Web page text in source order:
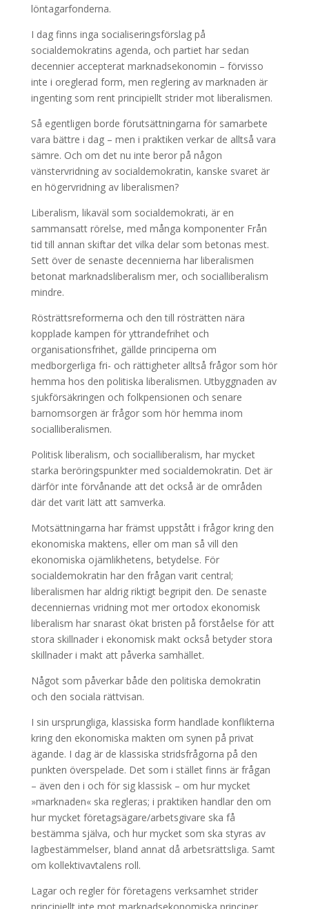
löntagarfonderna.
I dag finns inga socialiseringsförslag på
socialdemokratins agenda, och partiet har sedan
decennier accepterat marknadsekonomin – förvisso
inte i oreglerad form, men reglering av marknaden är
ingenting som rent principiellt strider mot liberalismen.
Så egentligen borde förutsättningarna för samarbete
vara bättre i dag – men i praktiken verkar de alltså vara
sämre. Och om det nu inte beror på någon
vänstervridning av socialdemokratin, kanske svaret är
en högervridning av liberalismen?
Liberalism, likaväl som socialdemokrati, är en
sammansatt rörelse, med många komponenter Från
tid till annan skiftar det vilka delar som betonas mest.
Sett över de senaste decennierna har liberalismen
betonat marknadsliberalism mer, och socialliberalism
mindre.
Rösträttsreformerna och den till rösträtten nära
kopplade kampen för yttrandefrihet och
organisationsfrihet, gällde principerna om
medborgerliga fri- och rättigheter alltså frågor som hör
hemma hos den politiska liberalismen. Utbyggnaden av
sjukförsäkringen och folkpensionen och senare
barnomsorgen är frågor som hör hemma inom
socialliberalismen.
Politisk liberalism, och socialliberalism, har mycket
starka beröringspunkter med socialdemokratin. Det är
därför inte förvånande att det också är de områden
där det varit lätt att samverka.
Motsättningarna har främst uppstått i frågor kring den
ekonomiska maktens, eller om man så vill den
ekonomiska ojämlikhetens, betydelse. För
socialdemokratin har den frågan varit central;
liberalismen har aldrig riktigt begripit den. De senaste
decenniernas vridning mot mer ortodox ekonomisk
liberalism har snarast ökat bristen på förståelse för att
stora skillnader i ekonomisk makt också betyder stora
skillnader i makt att påverka samhället.
Något som påverkar både den politiska demokratin
och den sociala rättvisan.
I sin ursprungliga, klassiska form handlade konflikterna
kring den ekonomiska makten om synen på privat
ägande. I dag är de klassiska stridsfrågorna på den
punkten överspelade. Det som i stället finns är frågan
– även den i och för sig klassisk – om hur mycket
»marknaden« ska regleras; i praktiken handlar den om
hur mycket företagsägare/arbetsgivare ska få
bestämma själva, och hur mycket som ska styras av
lagbestämmelser, bland annat då arbetsrättsliga. Samt
om kollektivavtalens roll.
Lagar och regler för företagens verksamhet strider